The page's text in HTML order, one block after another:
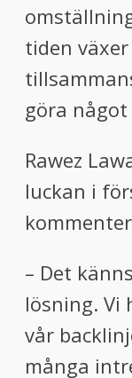
tiden
göra
Rawez
luckan i
– Det
lösning.
vår
många